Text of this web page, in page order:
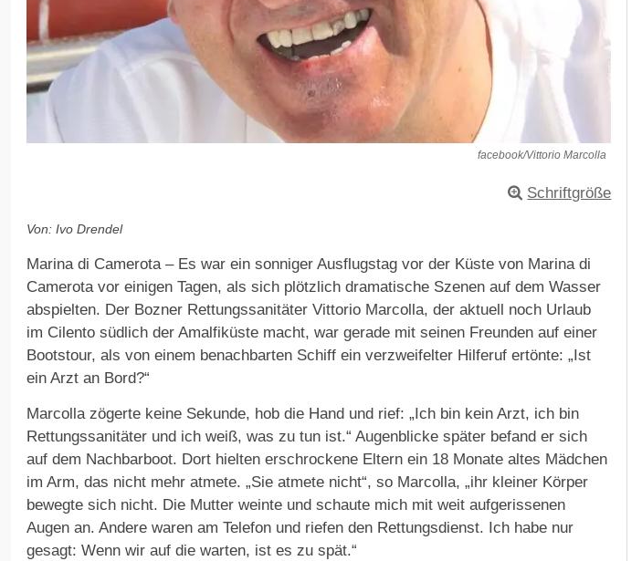
facebook/Vittorio Marcolla
Schriftgröße
Von: Ivo Drendel
Marina di Camerota – Es war ein sonniger Ausflugstag vor der Küste von Marina di
Camerota vor einigen Tagen, als sich plötzlich dramatische Szenen auf dem Wasser
abspielten. Der Bozner Rettungssanitäter Vittorio Marcolla, der aktuell noch Urlaub
im Cilento südlich der Amalfiküste macht, war gerade mit seinen Freunden auf einer
Bootstour, als von einem benachbarten Schiff ein verzweifelter Hilferuf ertönte: „Ist
ein Arzt an Bord?“
Marcolla zögerte keine Sekunde, hob die Hand und rief: „Ich bin kein Arzt, ich bin
Rettungssanitäter und ich weiß, was zu tun ist.“ Augenblicke später befand er sich
auf dem Nachbarboot. Dort hielten erschrockene Eltern ein 18 Monate altes Mädchen
im Arm, das nicht mehr atmete. „Sie atmete nicht“, so Marcolla, „ihr kleiner Körper
bewegte sich nicht. Die Mutter weinte und schaute mich mit weit aufgerissenen
Augen an. Andere waren am Telefon und riefen den Rettungsdienst. Ich habe nur
gesagt: Wenn wir auf die warten, ist es zu spät.“